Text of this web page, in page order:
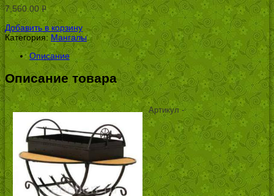
7,560.00 Р
УБ.
Добавить в корзину
Категория: Мангалы.
Описание
Описание товара
Артикул -